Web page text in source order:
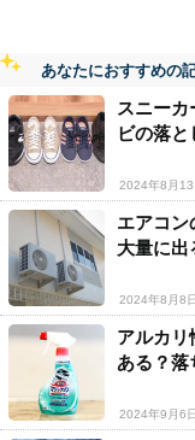
あなたにおすすめの
スニー
ビの落と
2024年8月13
エアコン
大量に出
2024年8月8日
アルカリ
ある？落
2024年9月6日